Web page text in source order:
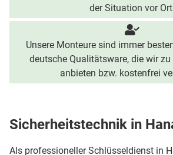
der Situation vor
Unsere Monteure sind immer
deutsche Qualitätsware, die wir
anbieten bzw. kostenfrei
Sicherheitstechnik in
Als professioneller Schlüsseldienst in